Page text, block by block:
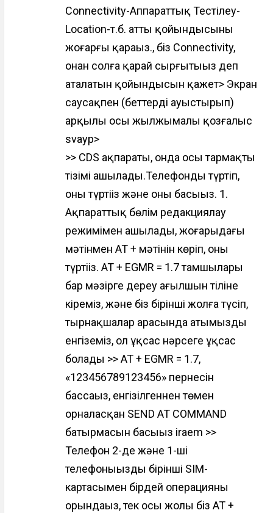
Connectivity-Аппараттық Тестілеу-
Location-т.б. атты қойындысының
жоғарғы қараңыз., біз Connectivity,
оңнан солға қарай сырғытыңыз деп
аталатын қойындысын қажет> Экран
саусақпен (беттерді ауыстырып)
арқылы осы жылжымалы қозғалыс
svayp>
>> CDS ақпараты, онда осы тармақтың
тізімі ашылады.Телефонды түртіп,
оны түртіңіз және оны басыңыз. 1.
Ақпараттық бөлім редакциялау
режимімен ашылады, жоғарыдағы
мәтінмен AT + мәтінін көріп, оны
түртіңіз. AT + EGMR = 1.7 тамшылары
бар мәзірге дереу ағылшын тіліне
кіреміз, және біз бірінші жолға түсіп,
тырнақшалар арасында атымызды
енгіземіз, ол ұқсас нәрсеге ұқсас
болады >> AT + EGMR = 1.7,
«123456789123456» пернесін
бассаңыз, енгізілгеннен төмен
орналасқан SEND AT COMMAND
батырмасын басыңыз iraem >>
Телефон 2-де және 1-ші
телефоныңыздың бірінші SIM-
картасымен бірдей операцияны
орындаңыз, тек осы жолы біз AT +